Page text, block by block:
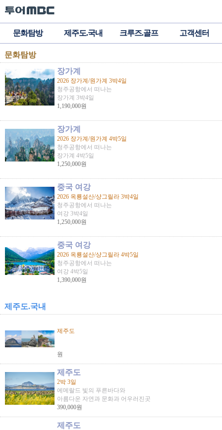
문화탐방 제주도.국내 크루즈.골프 고객센터
문화탐방
장가계
2026 장가계/원가계 3박4일
청주공항에서 떠나는
장가계 3박4일
1,190,000원
장가계
2026 장가계/원가계 4박5일
청주공항에서 떠나는
장가계 4박5일
1,250,000원
중국 여강
2026 옥룡설산/샹그릴라 3박4일
청주공항에서 떠나는
여강 3박4일
1,250,000원
중국 여강
2026 옥룡설산/샹그릴라 4박5일
청주공항에서 떠나는
여강 4박5일
1,390,000원
제주도.국내
제주도
원
제주도
2박 3일
에메랄드 빛의 푸른바다와
아름다운 자연과 문화과 어우러진곳
390,000원
제주도